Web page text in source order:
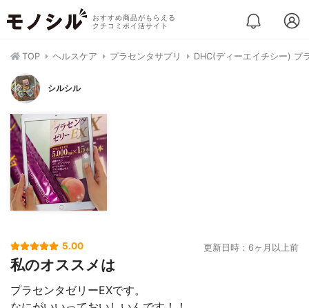
おすすめ商品がもらえる
クチコミポイ活サイト
TOP ヘルスケア プラセンタサプリ DHC(ディーエイチシー) プ
シルシル
5.00 更新日時：6ヶ月以上前
私のオススメは
プラセンタゼリーEXです。